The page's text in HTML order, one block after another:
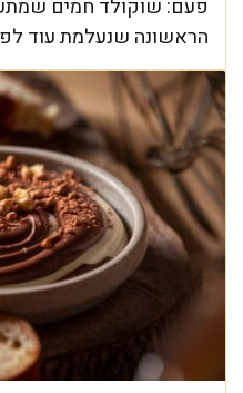
פעם: שוקולד חמים
הראשונה שנעלמת עוד